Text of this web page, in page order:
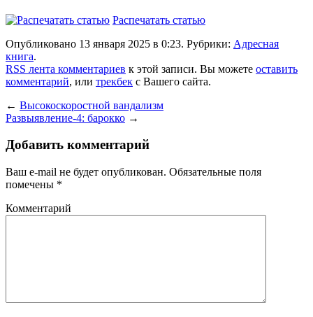
Распечатать статью
Опубликовано 13 января 2025 в 0:23. Рубрики: Адресная
книга.
RSS лента комментариев к этой записи. Вы можете оставить
комментарий, или трекбек с Вашего сайта.
← Высокоскоростной вандализм
Развыявление-4: барокко →
Добавить комментарий
Ваш e-mail не будет опубликован. Обязательные поля
помечены *
Комментарий